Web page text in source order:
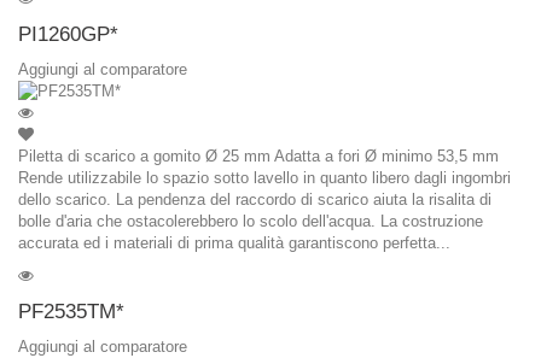
PI1260GP*
Aggiungi al comparatore
Piletta di scarico a gomito Ø 25 mm Adatta a fori Ø minimo 53,5 mm
Rende utilizzabile lo spazio sotto lavello in quanto libero dagli ingombri
dello scarico. La pendenza del raccordo di scarico aiuta la risalita di
bolle d'aria che ostacolerebbero lo scolo dell'acqua. La costruzione
accurata ed i materiali di prima qualità garantiscono perfetta...
PF2535TM*
Aggiungi al comparatore